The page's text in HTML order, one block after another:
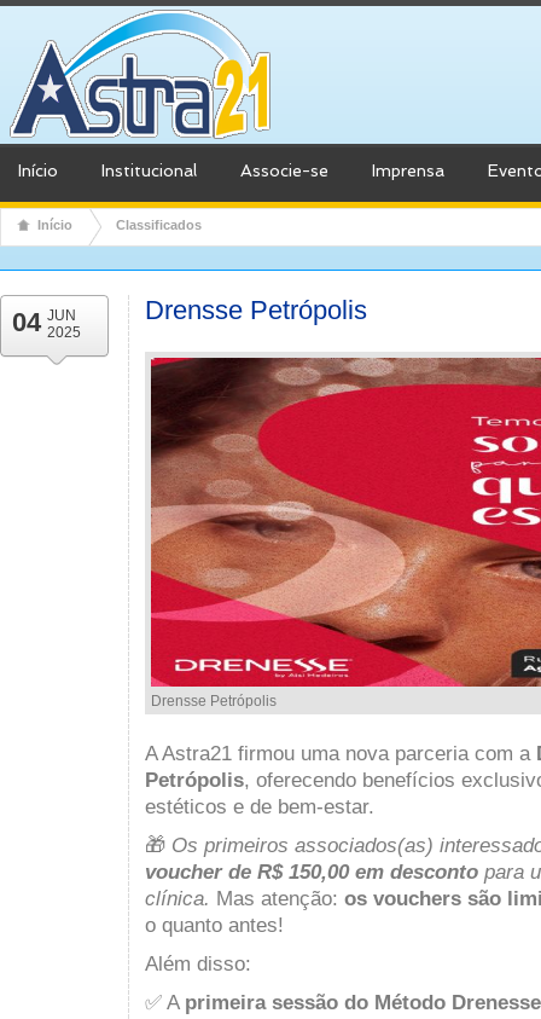
Início Institucional Associe-se Imprensa
Início Classificados
04 JUN
2025
Drensse Petrópolis
Drensse Petrópolis
A Astra21 firmou uma nova parceria com a
Petrópolis, oferecendo benefícios
estéticos e de bem-estar.
🎁 Os primeiros associados(as)
voucher de R$ 150,00 em desconto para
clínica. Mas atenção: os vouchers são
o quanto antes!
Além disso:
✅ A primeira sessão do Método